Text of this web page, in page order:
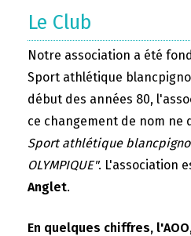
Le Club
Notre association a été
Sport athlétique
début des années 80,
ce changement de nom ne
Sport athlétique
OLYMPIQUE". L'association
Anglet.
En quelques chiffres,